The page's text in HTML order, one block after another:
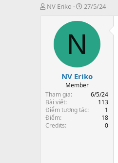
T
t
e
r
NV Eriko
N
à
đ
ầ
u
27/5/24
N
NV Eriko
Member
Tham gia
6/5/24
Bài viết
113
Điểm tương tác
1
Điểm
18
Credits
0